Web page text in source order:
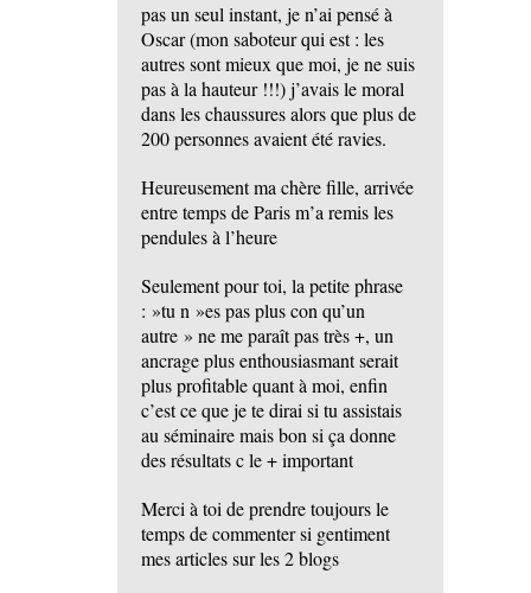
pas un seul instant, je n’ai pensé à
Oscar (mon saboteur qui est : les
autres sont mieux que moi, je ne suis
pas à la hauteur !!!) j’avais le moral
dans les chaussures alors que plus de
200 personnes avaient été ravies.
Heureusement ma chère fille, arrivée
entre temps de Paris m’a remis les
pendules à l’heure
Seulement pour toi, la petite phrase
: »tu n »es pas plus con qu’un
autre » ne me paraît pas très +, un
ancrage plus enthousiasmant serait
plus profitable quant à moi, enfin
c’est ce que je te dirai si tu assistais
au séminaire mais bon si ça donne
des résultats c le + important
Merci à toi de prendre toujours le
temps de commenter si gentiment
mes articles sur les 2 blogs